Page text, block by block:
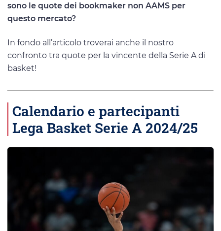
sono le quote dei bookmaker non AAMS per
questo mercato?
In fondo all’articolo troverai anche il nostro
confronto tra quote per la vincente della Serie A di
basket!
Calendario e partecipanti
Lega Basket Serie A 2024/25